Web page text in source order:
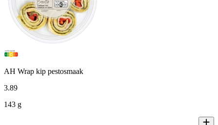
AH Wrap kip pestosmaak
3.89
143 g